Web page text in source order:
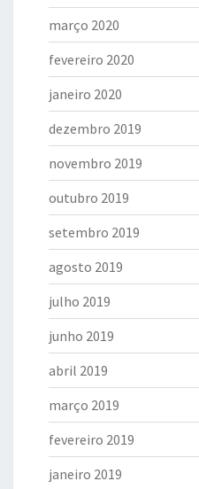
março 2020
fevereiro 2020
janeiro 2020
dezembro 2019
novembro 2019
outubro 2019
setembro 2019
agosto 2019
julho 2019
junho 2019
abril 2019
março 2019
fevereiro 2019
janeiro 2019